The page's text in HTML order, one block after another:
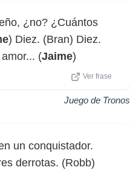
¿no? ¿Cuántos
) Diez. (Bran) Diez.
(Jaime)
Ver frase
Juego de Tronos
un conquistador.
derrotas. (Robb)